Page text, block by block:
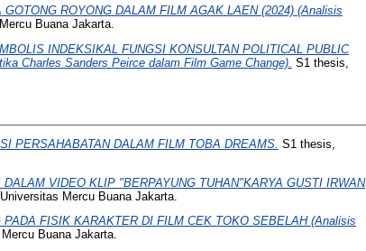
GOTONG ROYONG DALAM FILM AGAK LAEN (2024) (Analisis
Buana Jakarta.
INDEKSIKAL FUNGSI KONSULTAN POLITICAL PUBLIC
Charles Sanders Peirce dalam Film Game Change). S1 thesis,
PERSAHABATAN DALAM FILM TOBA DREAMS. S1 thesis,
VIDEO KLIP "BERPAYUNG TUHAN"KARYA GUSTI IRWAN
Mercu Buana Jakarta.
FISIK KARAKTER DI FILM CEK TOKO SEBELAH (Analisis
Buana Jakarta.